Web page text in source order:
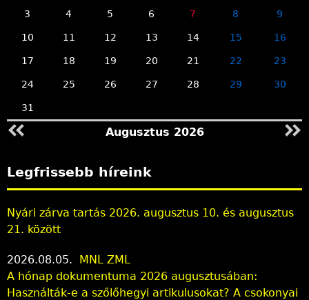
3 4 5 6 7 8 9
10 11 12 13 14 15 16
17 18 19 20 21 22 23
24 25 26 27 28 29 30
31
Augusztus 2026
Legfrissebb híreink
Nyári zárva tartás 2026. augusztus 10. és augusztus
21. között
2026.08.05.
MNL ZML
A hónap dokumentuma 2026 augusztusában:
Használták-e a szőlőhegyi artikulusokat? A csokonyai